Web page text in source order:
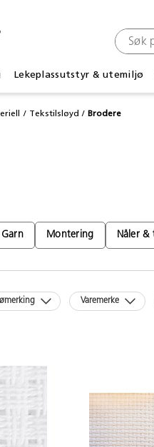
Lekeplassutstyr & utemiljø
Tekstilsløyd Brodere
Garn Montering Nåler
Varemerke